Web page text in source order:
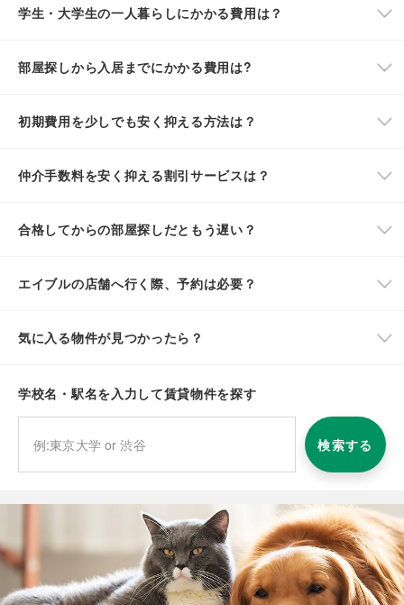
学生・大学生の一人暮らしにかかる費用は？
部屋探しから入居までにかかる費用は?
初期費用を少しでも安く抑える方法は？
仲介手数料を安く抑える割引サービスは？
合格してからの部屋探しだともう遅い？
エイブルの店舗へ行く際、予約は必要？
気に入る物件が見つかったら？
学校名・駅名を入力して賃貸物件を探す
検索する